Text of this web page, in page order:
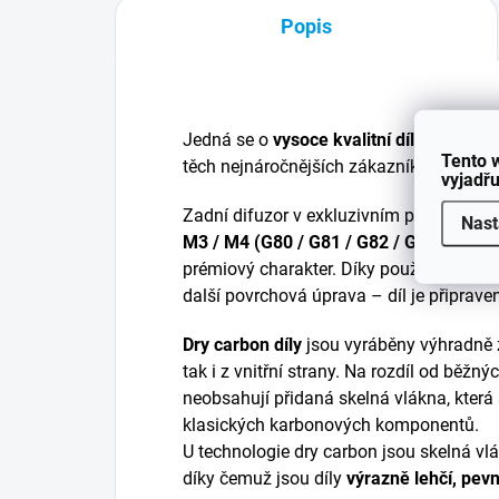
Tento
Popis
Jedná se o vysoce kvalitní díl s
těch nejnáročnějších zákazníků.
Zadní difuzor v exkluzivním provedení
M3 / M4 (G80 / G81 / G82 / G83)
prémiový charakter. Díky použití
další povrchová úprava – díl je
Dry carbon díly jsou vyráběny
tak i z vnitřní strany. Na rozdíl od
neobsahují přidaná skelná vlákna,
klasických karbonových komponentů.
U technologie dry carbon jsou skelná
díky čemuž jsou díly výrazně lehčí,